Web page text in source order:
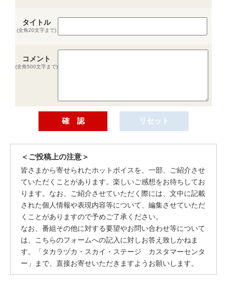
タイトル
(全角20文字まで)
コメント
(全角500文字まで)
＜ご投稿上の注意＞
皆さまから寄せられたホットボイスを、一部、ご紹介させ
ていただくことがあります。楽しいご感想をお待ちしてお
ります。なお、ご紹介させていただく際には、文中に記載
された個人情報や表現内容等について、編集させていただ
くことがありますので予めご了承ください。
なお、番組その他に対する要望やお問い合わせ等について
は、こちらのフォームへの記入に対しお答え致しかねま
す。「タカラヅカ・スカイ・ステージ カスタマーセンタ
ー」まで、直接お寄せいただきますようお願いします。